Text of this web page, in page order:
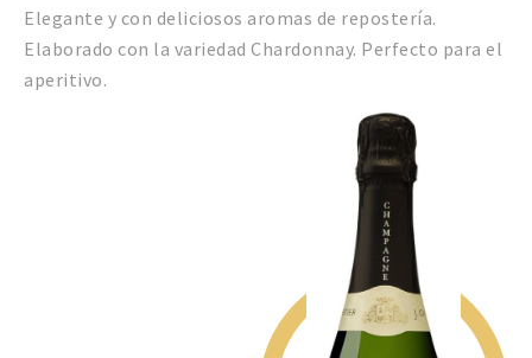
Elegante y con deliciosos aromas de repostería.
Elaborado con la variedad Chardonnay. Perfecto para el
aperitivo.